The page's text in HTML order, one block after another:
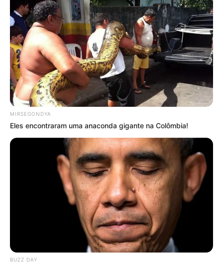
MIRSEGONDYA
Eles encontraram uma anaconda gigante na Colômbia!
BUZZ DAY